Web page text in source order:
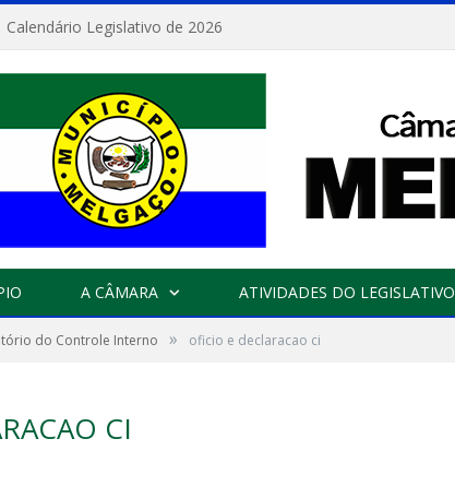
Calendário Legislativo de 2026
A CÂMARA ATIVIDADES DO LEGISLATIVO
do Controle Interno » oficio e declaracao ci
CI